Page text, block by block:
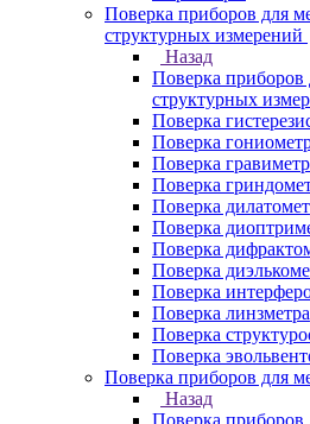
Поверка приборов для
структурных измерений
Назад
Поверка приборов
структурных
Поверка
Поверка
Поверка
Поверка
Поверка
Поверка
Поверка
Поверка
Поверка
Поверка линзметра
Поверка
Поверка
Поверка приборов для
Назад
Поверка приборов